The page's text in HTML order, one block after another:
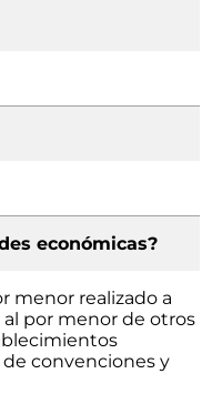
económicas?
menor realizado a
por menor de otros
de convenciones y